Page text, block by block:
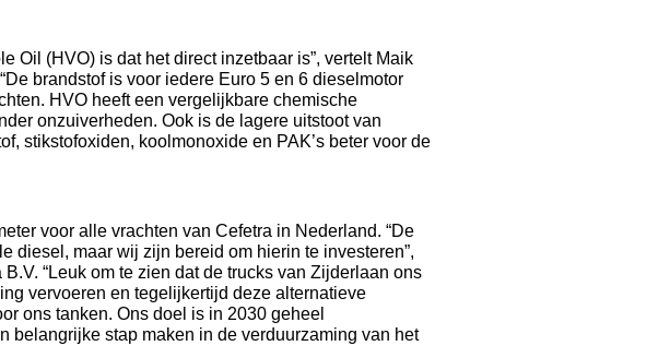
Oil (HVO) is dat het direct inzetbaar is”, vertelt Maik
brandstof is voor iedere Euro 5 en 6 dieselmotor
HVO heeft een vergelijkbare chemische
onzuiverheden. Ook is de lagere uitstoot van
stikstofoxiden, koolmonoxide en PAK’s beter voor de
voor alle vrachten van Cefetra in Nederland. “De
diesel, maar wij zijn bereid om hierin te investeren”,
“Leuk om te zien dat de trucks van Zijderlaan ons
vervoeren en tegelijkertijd deze alternatieve
ons tanken. Ons doel is in 2030 geheel
belangrijke stap maken in de verduurzaming van het